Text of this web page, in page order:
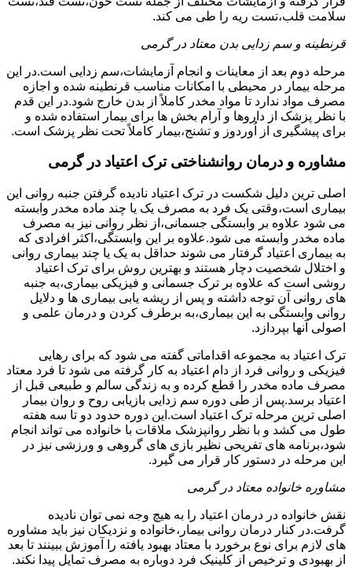
سلامت قلب،تست ریه را طی می کند.
قرنطینه و سم زدایی بدن معتاد در گرمی
مرحله دوم بعد از معاینات و انجام آزمایشات،سم زدایی است.در این
مرحله بیمار در محیطی با امکانات مناسب قرنطینه شده و اجازه
مصرف مواد ندارد تا مواد مخدر کاملاً از بدن خارج شود.در این قدم
با نظر پزشک از داروها و آرام بخش ها برای بیمار استفاده شده و
برای پیشگیری از اُوردوز و تشنج،بیمار کاملاً تحت نظر پزشک است.
مشاوره و درمان روانشناختی ترک اعتیاد در گرمی
اصلی ترین دلیل شکست در ترک اعتیاد نادیده گرفتن جنبه روانی این
بیماری است،وقتی یک فرد به مصرف یک یا چند ماده مخدر وابسته
می شود علاوه بر وابستگی جسمانی،از نظر روانی نیز به مصرف
ماده مخدر وابسته می شود.علاوه بر این وابستگی،اکثر افرادی که
به بیماری اعتیاد گرفتار می شوند حداقل به یک یا چند بیماری روانی
و اختلال شخصیت دچار هستند و بهترین روش برای ترک اعتیاد
روشی است که علاوه بر ترک جسمانی و فیزیکی بیماری،به جنبه
های روانی آن توجه داشته و پس از ریشه یابی بیماری ها و دلایل
روانی وابستگی به این بیماری،به برطرف کردن و درمان علمی و
اصولی آنها بپردازد.
ترک اعتیاد به مجموعه اقداماتی گفته می شود که برای رهایی
فیزیکی و روانی فرد از دام اعتیاد به کار گرفته می شود تا فرد معتاد
مصرف ماده مخدر را قطع کرده و به زندگی سالم و طبیعی قبل از
اعتیاد برسد.پس از طی دوره سم زدایی بازیابی روح و روان بیمار
اصلی ترین مرحله ترک اعتیاد است.این دوره حدود دو تا سه هفته
طول می کشد و با نظر روانپزشک ملاقات با خانواده می تواند انجام
شود،برنامه های تفریحی نظیر بازی های گروهی و ورزشی نیز در
این مرحله در دستور کار قرار می گیرد.
مشاوره خانواده معتاد در گرمی
نقش خانواده در درمان اعتیاد را به هیچ وجه نمی توان نادیده
گرفت.در کنار درمان روانی بیمار،خانواده و نزدیکان نیز باید مشاوره
های لازم برای نوع برخورد با معتاد بهبود یافته را آموزش ببینند تا بعد
از بهبودی و ترخیص از کلینیک فرد دوباره به مصرف تمایل پیدا نکند.